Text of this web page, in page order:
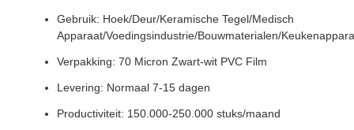
Gebruik: Hoek/Deur/Keramische Tegel/Medisch
Apparaat/Voedingsindustrie/Bouwmaterialen/
Verpakking: 70 Micron Zwart-wit PVC Film
Levering: Normaal 7-15 dagen
Productiviteit: 150.000-250.000 stuks/maand